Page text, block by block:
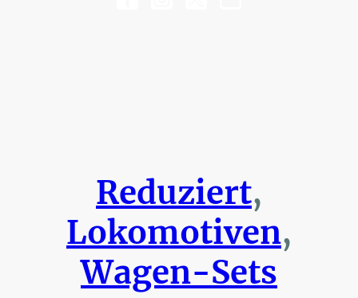
Reduziert,
Lokomotiven,
Wagen-Sets